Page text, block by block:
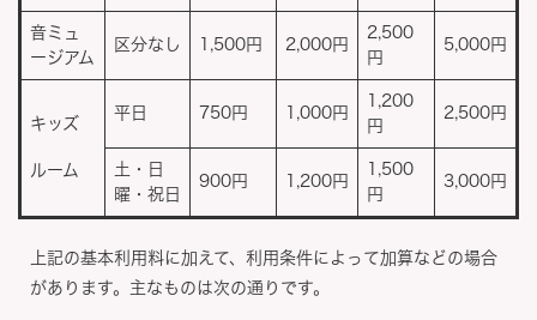
音ミュ
ージアム
区分なし 1,500円 2,000円
2,500
円
5,000円
キッズ
ルーム
平日 750円 1,000円
1,200
円
2,500円
土・日
曜・祝日
900円 1,200円
1,500
円
3,000円
上記の基本利用料に加えて、利用条件によって加算などの場合
があります。主なものは次の通りです。